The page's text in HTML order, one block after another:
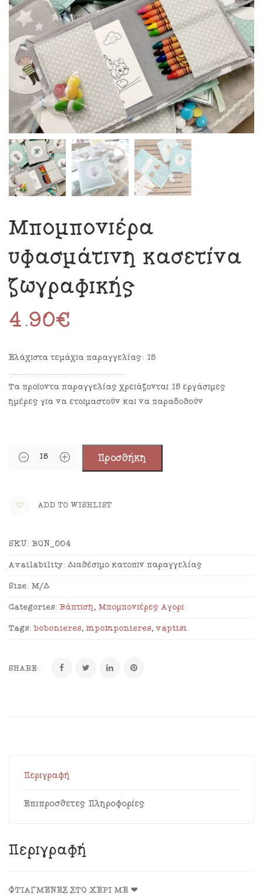
Μπομπονιέρα
υφασμάτινη κασετίνα
ζωγραφικής
4.90€
Ελάχιστα τεμάχια παραγγελίας: 15
……………………………………
Τα προϊόντα παραγγελίας χρειάζονται 15 εργάσιμες
ημέρες για να ετοιμαστούν και να παραδοθούν
Προσθήκη
ADD TO WISHLIST
SKU: BON_004
Availability: Διαθέσιμο κατόπιν παραγγελίας
Size: Μ/Δ
Categories: Βάπτιση, Μπομπονιέρες Αγόρι.
Tags: bobonieres,mpomponieres,vaptisi.
SHARE:
Περιγραφή
Επιπρόσθετες Πληροφορίες
Περιγραφή
ΦΤΙΑΓΜΕΝΕΣ ΣΤΟ ΧΕΡΙ ΜΕ ❤